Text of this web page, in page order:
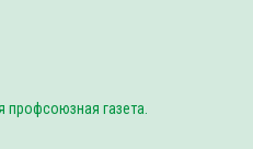
профсоюзная газета.